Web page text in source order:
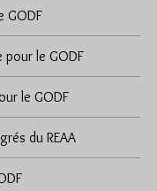
GODF
pour le GODF
le GODF
du REAA